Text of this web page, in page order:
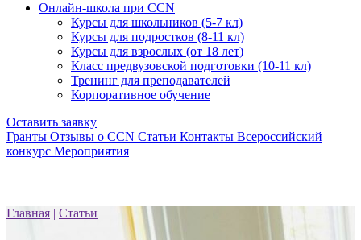
Онлайн-школа при CCN
Курсы для школьников (5-7 кл)
Курсы для подростков (8-11 кл)
Курсы для взрослых (от 18 лет)
Класс предвузовской подготовки (10-11 кл)
Тренинг для преподавателей
Корпоративное обучение
Оставить заявку
Гранты Отзывы о CCN Статьи Контакты Всероссийский
конкурс Мероприятия
Главная | Статьи